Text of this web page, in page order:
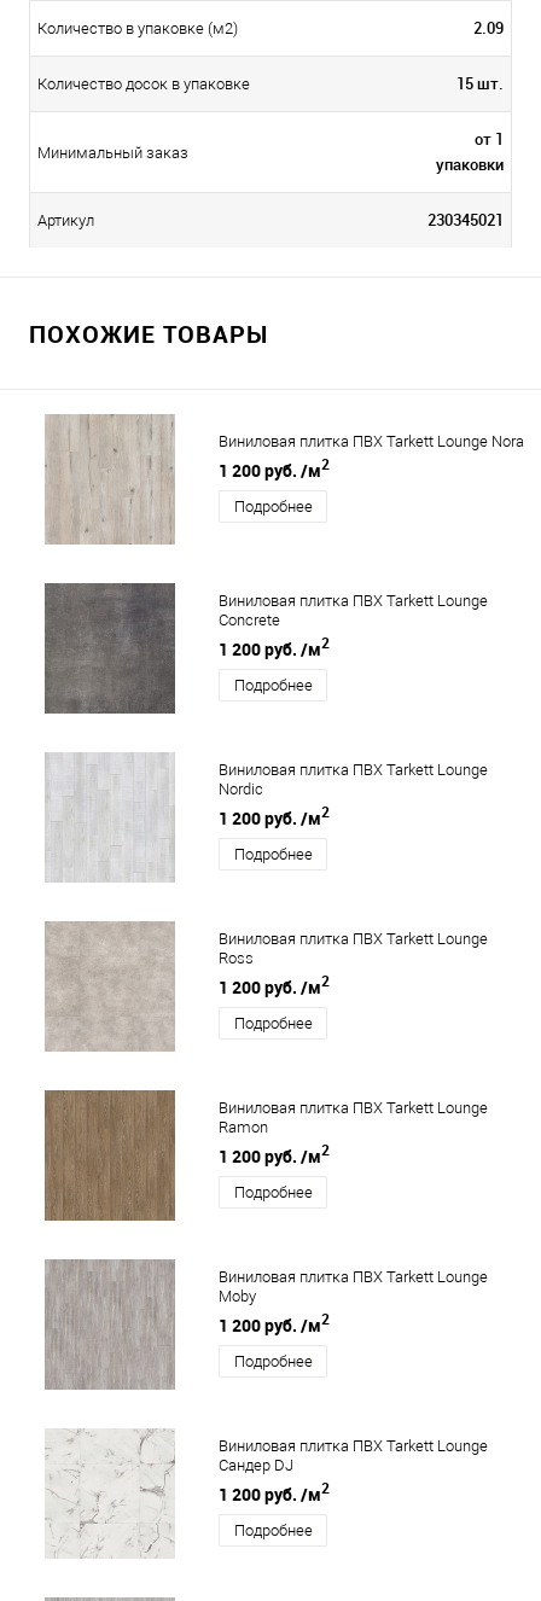
Количество в упаковке (м2) 2.09
Количество досок в упаковке 15 шт.
Минимальный заказ
от 1
упаковки
Артикул 230345021
ПОХОЖИЕ ТОВАРЫ
Виниловая плитка ПВХ Tarkett Lounge Nora
1 200 руб. /м2
Подробнее
Виниловая плитка ПВХ Tarkett Lounge
Concrete
1 200 руб. /м2
Подробнее
Виниловая плитка ПВХ Tarkett Lounge
Nordic
1 200 руб. /м2
Подробнее
Виниловая плитка ПВХ Tarkett Lounge
Ross
1 200 руб. /м2
Подробнее
Виниловая плитка ПВХ Tarkett Lounge
Ramon
1 200 руб. /м2
Подробнее
Виниловая плитка ПВХ Tarkett Lounge
Moby
1 200 руб. /м2
Подробнее
Виниловая плитка ПВХ Tarkett Lounge
Сандер DJ
1 200 руб. /м2
Подробнее